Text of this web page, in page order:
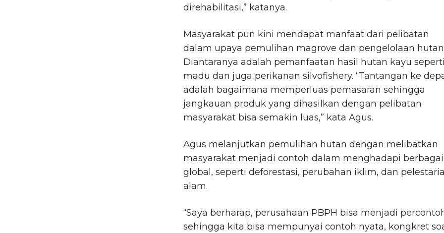
direhabilitasi,” katanya.
Masyarakat pun kini mendapat manfaat dari pelibatan
dalam upaya pemulihan magrove dan pengelolaan
Diantaranya adalah pemanfaatan hasil hutan kayu
madu dan juga perikanan silvofishery. “Tantangan ke
adalah bagaimana memperluas pemasaran sehingga
jangkauan produk yang dihasilkan dengan pelibatan
masyarakat bisa semakin luas,” kata Agus.
Agus melanjutkan pemulihan hutan dengan melibatkan
masyarakat menjadi contoh dalam menghadapi
global, seperti deforestasi, perubahan iklim, dan
alam.
“Saya berharap, perusahaan PBPH bisa menjadi
sehingga kita bisa mempunyai contoh nyata, kongkret